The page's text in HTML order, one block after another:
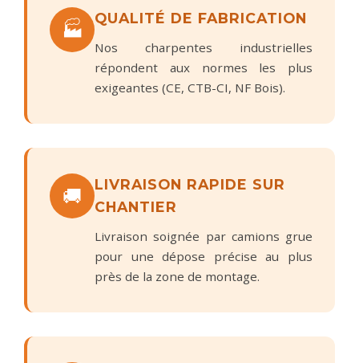
🏭 QUALITÉ DE FABRICATION
Nos charpentes industrielles
répondent aux normes les plus
exigeantes (CE, CTB-CI, NF Bois).
🚚
LIVRAISON RAPIDE SUR
CHANTIER
Livraison soignée par camions grue
pour une dépose précise au plus
près de la zone de montage.